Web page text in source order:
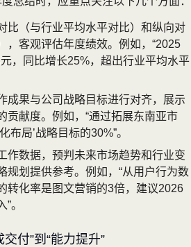
比（与行业平均水平对比）和纵向对
，客观评估年度绩效。例如，“2025
，同比增长25%，超出行业平均水平
成果与公司战略目标进行对齐，展示
贡献度。例如，“通过拓展东南亚市
布局’战略目标的30%”。
作数据，预判未来市场趋势和行业变
规划提供参考。例如，“从用户行为数
转化率是图文营销的3倍，建议2026
。
付”到“能力提升”